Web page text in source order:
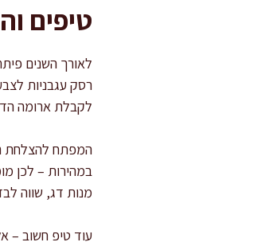
טיפים
לאורך השנים
רסק עגבניות
לקבלת ארומה
המפתח להצלחת
במהירות – לכן
מנות דג, שווה
עוד טיפ חשוב –